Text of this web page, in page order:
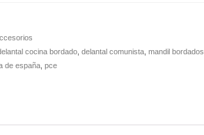
cocina bordado, delantal comunista, mandil bordados
de españa, pce